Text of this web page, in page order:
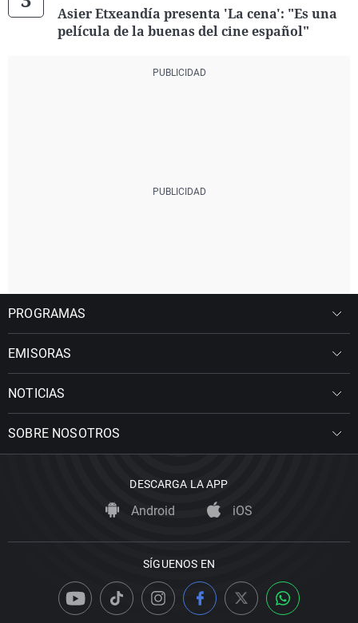
Asier Etxeandía presenta 'La cena': "Es una
película de la buenas del cine español"
PROGRAMAS
EMISORAS
NOTICIAS
SOBRE NOSOTROS
DESCARGA LA APP
Android iOS
SÍGUENOS EN